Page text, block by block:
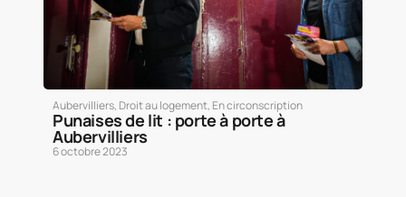
Aubervilliers, Droit au logement, En circonscription
Punaises de lit : porte à porte à
Aubervilliers
6 octobre 2023